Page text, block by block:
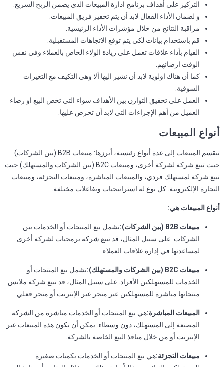
التركيز على أهداف برنامج ادارة المبيعات الذي يضمن الربح السريع.
و لضمان الأداء الفعال لابد أن يتم تحفيز فريق المبيعات.
مراقبة النتائج من خلال مؤشرات الأداء الرئيسية.
قم باستخدام بيانات لكي يتم توقع الاتجاهات المستقبلية.
القيام بأداء علاقات تعمل على زيادة الولاء الخاص بالعملاء وفي نفس
الوقت ارضائهم.
كما أن هناك اولوية لابد أن نشير اليها ألا وهي التكيف مع التغيرات
السوقية.
العمل على تحقيق التوازن بين الأهداف سواء التي تخص البيع او رضاء
العميل من أهم الإجراءات التي لابد أن تحرص عليها.
أنواع المبيعات
تنقسم المبيعات إلى عدة أنواع رئيسية، أبرزها: مبيعات B2B (بين الشركات)
حيث تبيع شركة لشركة أخرى، ومبيعات B2C (بين الشركات والمستهلك) حيث
تبيع شركة لمستهلك فردي، والمبيعات المباشرة، ومبيعات التجزئة، ومبيعات
التجارة الإلكترونية. كل نوع له استراتيجيات وتفاعلات مختلفة.
أنواع المبيعات هي:
مبيعات B2B (بين الشركات):
تشمل بيع المنتجات أو الخدمات بين
الشركات. على سبيل المثال، قد تبيع شركة برمجيات لشركة أخرى
لمساعدتها في إدارة علاقات العملاء.
مبيعات B2C (بين الشركات والمستهلك):
تشمل بيع المنتجات أو
الخدمات للمستهلكين الأفراد. على سبيل المثال، قد تبيع شركة ملابس
منتجاتها مباشرة للمستهلكين عبر متجر عبر الإنترنت أو متجر فعلي.
المبيعات المباشرة:هي بيع المنتجات أو الخدمات مباشرة من الشركة
المصنعة إلى المستهلك، دون وسطاء. يمكن أن تكون هذه المبيعات عبر
الإنترنت أو من خلال منافذ البيع الخاصة بالشركة.
مبيعات التجزئة:هي بيع المنتجات أو الخدمات بكميات صغيرة